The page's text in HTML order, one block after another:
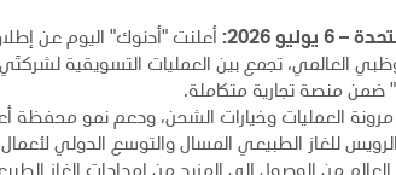
2026:
أعلنت "أدنوك" اليوم عن
ضمن منصة تجارية متكاملة.
العمليات وخيارات الشحن، ودعم نمو محفظة